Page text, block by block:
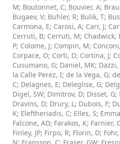
M; Boutonnet, C; Bouvier, A;
Bugaev, V; Buhler, R; Bulik, T;
Carmona, E; Carosi, A; Carr, J;
Cerruti, B; Cerruti, M; Chadwick,
P; Colome, J; Compin, M;
Corpace, O; Corti, D; Cortina, J;
Cusumano, G; Daniel, MK; Dazzi,
la Calle Perez, I; de la Vega, G;
C; Delagnes, E; Deleglise, G;
Digel, SW; Dimitrov, D; Disset, G;
Dravins, D; Drury, L; Dubois, F;
K; Eleftheriadis, C; Elles, S;
Falcone, AD; Farakos, K; Farnier,
Finley, JP; Firpo, R; Florin, D;